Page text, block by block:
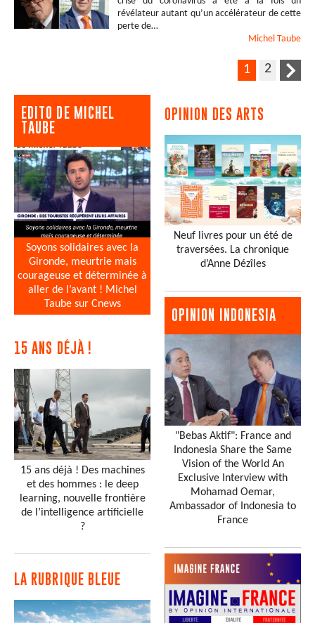
révélateur autant qu’un accélérateur de cette
perte de…
Michel Taube
1 2
EDITO DE MICHEL
TAUBE
Soyons solidaires avec la
Gironde, meurtrie mais
courageuse et déterminée à
aller de l’avant ! Michel
Taube sur Cnews
15 ANS DÉJÀ !
15 ans déjà ! Des machines
et des hommes : le deep
learning, nouvelle frontière
de l’intelligence artificielle
?
LA RUBRIQUE BLEUE
OPINION DES ARTS
Neuf livres pour un été de
traversées. La chronique
d’Anne Dézîles
OPINION INDONESIA
"Bebas Aktif": France and
Indonesia Share the Same
Vision of the World An
Exclusive Interview with
Mohamad Oemar,
Ambassador of Indonesia to
France